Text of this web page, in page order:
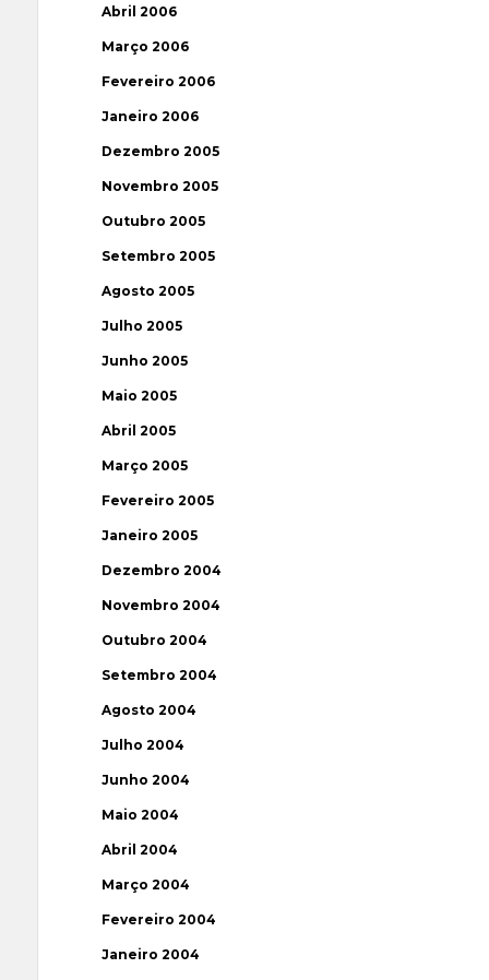
Abril 2006
Março 2006
Fevereiro 2006
Janeiro 2006
Dezembro 2005
Novembro 2005
Outubro 2005
Setembro 2005
Agosto 2005
Julho 2005
Junho 2005
Maio 2005
Abril 2005
Março 2005
Fevereiro 2005
Janeiro 2005
Dezembro 2004
Novembro 2004
Outubro 2004
Setembro 2004
Agosto 2004
Julho 2004
Junho 2004
Maio 2004
Abril 2004
Março 2004
Fevereiro 2004
Janeiro 2004